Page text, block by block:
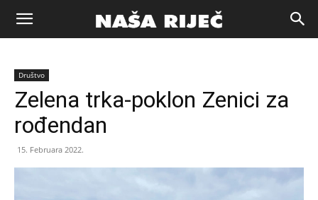
Naša
riječ
Društvo
Zelena trka-poklon Zenici za
rođendan
15. Februara 2022.